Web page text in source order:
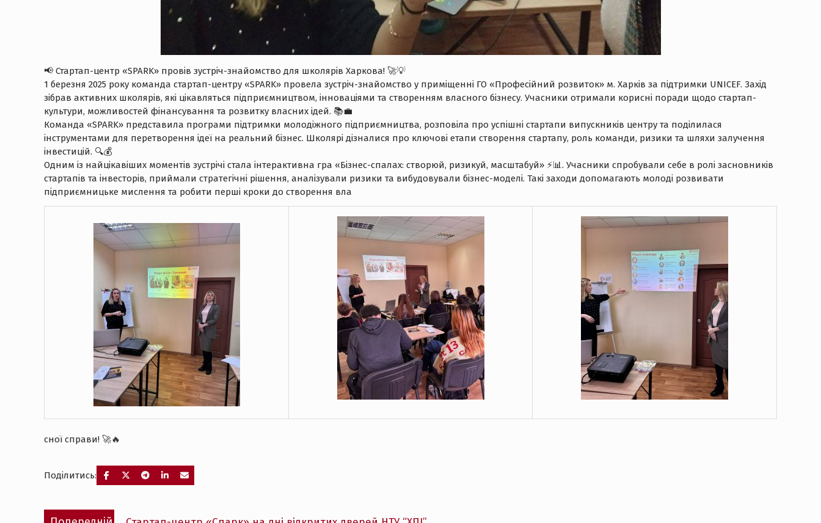
📢 Стартап-центр «SPARK» провів зустріч-знайомство для школярів Харкова! 🚀💡
1 березня 2025 року команда стартап-центру «SPARK» провела зустріч-знайомство у приміщенні ГО «Професійний розвиток» м. Харків за підтримки UNICEF. Захід
зібрав активних школярів, які цікавляться підприємництвом, інноваціями та створенням власного бізнесу. Учасники отримали корисні поради щодо стартап-
культури, можливостей фінансування та розвитку власних ідей. 📚💼
Команда «SPARK» представила програми підтримки молодіжного підприємництва, розповіла про успішні стартапи випускників центру та поділилася
інструментами для перетворення ідеї на реальний бізнес. Школярі дізналися про ключові етапи створення стартапу, роль команди, ризики та шляхи залучення
інвестицій. 🔍💰
Одним із найцікавіших моментів зустрічі стала інтерактивна гра «Бізнес-спалах: створюй, ризикуй, масштабуй» ⚡️📊. Учасники спробували себе в ролі засновників
стартапів та інвесторів, приймали стратегічні рішення, аналізували ризики та вибудовували бізнес-моделі. Такі заходи допомагають молоді розвивати
підприємницьке мислення та робити перші кроки до створення вла
сної справи! 🚀🔥
Поділитись:
Навігація
Попередній